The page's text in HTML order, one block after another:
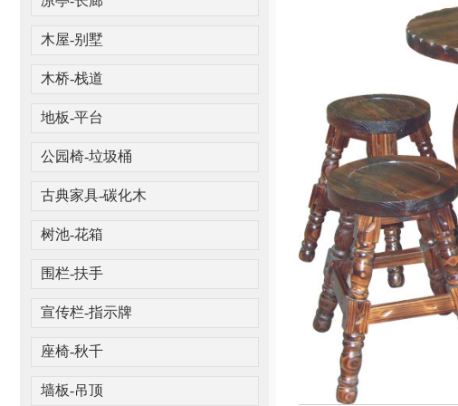
木屋-别墅
木桥-栈道
地板-平台
公园椅-垃圾桶
古典家具-碳化木
树池-花箱
围栏-扶手
宣传栏-指示牌
座椅-秋千
墙板-吊顶